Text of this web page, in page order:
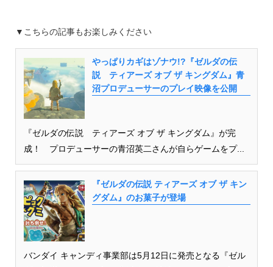
▼こちらの記事もお楽しみください
やっぱりカギはゾナウ!?『ゼルダの伝
説 ティアーズ オブ ザ キングダム』青
沼プロデューサーのプレイ映像を公開
『ゼルダの伝説 ティアーズ オブ ザ キングダム』が完
成！ プロデューサーの青沼英二さんが自らゲームをプ...
『ゼルダの伝説 ティアーズ オブ ザ キン
グダム』のお菓子が登場
バンダイ キャンディ事業部は5月12日に発売となる『ゼル